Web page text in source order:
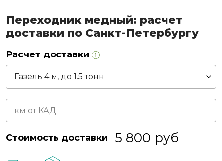
Переходник медный: расчет
доставки по Санкт-Петербургу
Расчет доставки
Стоимость доставки 5 800 руб